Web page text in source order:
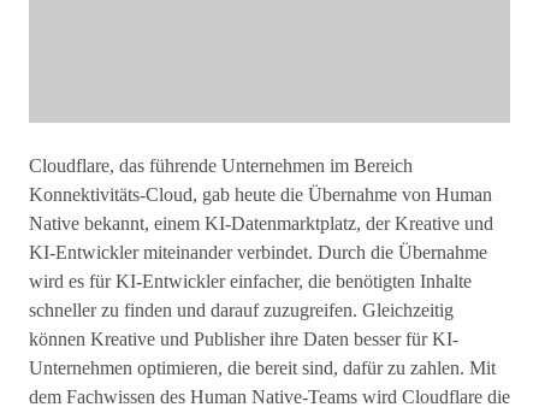
Cloudflare, das führende Unternehmen im Bereich
Konnektivitäts-Cloud, gab heute die Übernahme von Human
Native bekannt, einem KI-Datenmarktplatz, der Kreative und
KI-Entwickler miteinander verbindet. Durch die Übernahme
wird es für KI-Entwickler einfacher, die benötigten Inhalte
schneller zu finden und darauf zuzugreifen. Gleichzeitig
können Kreative und Publisher ihre Daten besser für KI-
Unternehmen optimieren, die bereit sind, dafür zu zahlen. Mit
dem Fachwissen des Human Native-Teams wird Cloudflare die